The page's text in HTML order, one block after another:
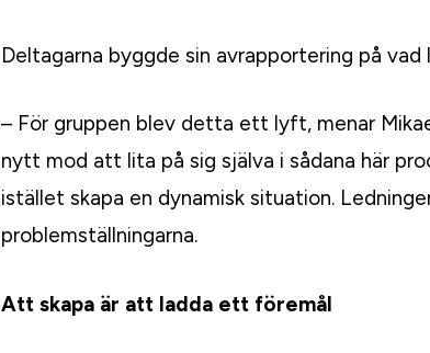
Deltagarna byggde sin avrapportering på
– För gruppen blev detta ett lyft, menar
nytt mod att lita på sig själva i sådana här
istället skapa en dynamisk situation.
problemställningarna.
Att skapa är att ladda ett föremål